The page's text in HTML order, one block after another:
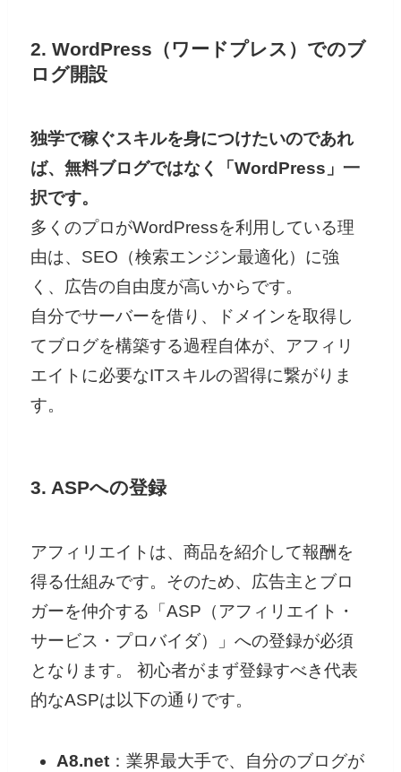
2. WordPress（ワードプレス）でのブ
ログ開設
独学で稼ぐスキルを身につけたいのであれ
ば、無料ブログではなく「WordPress」一
択です。
多くのプロがWordPressを利用している理
由は、SEO（検索エンジン最適化）に強
く、広告の自由度が高いからです。
自分でサーバーを借り、ドメインを取得し
てブログを構築する過程自体が、アフィリ
エイトに必要なITスキルの習得に繋がりま
す。
3. ASPへの登録
アフィリエイトは、商品を紹介して報酬を
得る仕組みです。そのため、広告主とブロ
ガーを仲介する「ASP（アフィリエイト・
サービス・プロバイダ）」への登録が必須
となります。 初心者がまず登録すべき代表
的なASPは以下の通りです。
A8.net：業界最大手で、自分のブログが